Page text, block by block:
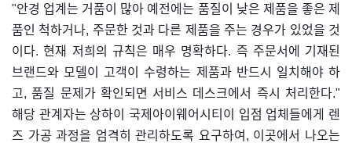
"안경 업계는 거품이 많아 예전에는 품질이 낮은 제품을 좋은 제
품인 척하거나, 주문한 것과 다른 제품을 주는 경우가 있었을 것
이다. 현재 저희의 규칙은 매우 명확하다. 즉 주문서에 기재된
브랜드와 모델이 고객이 수령하는 제품과 반드시 일치해야 하
고, 품질 문제가 확인되면 서비스 데스크에서 즉시 처리한다."
해당 관계자는 상하이 국제아이웨어시티이 입점 업체들에게 렌
즈 가공 과정을 엄격히 관리하도록 요구하여, 이곳에서 나오는